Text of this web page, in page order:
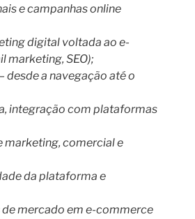
e campanhas online
digital voltada ao e-
marketing, SEO);
desde a navegação até o
integração com plataformas
marketing, comercial e
da plataforma e
mercado em e-commerce